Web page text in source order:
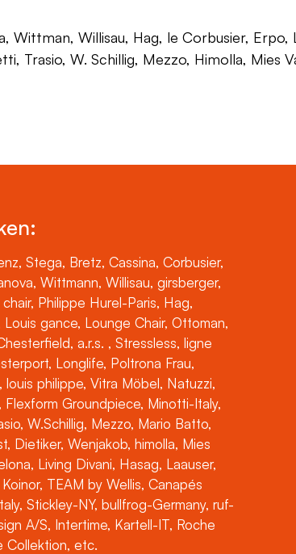
Willisau, Hag, le Corbusier, Erpo,
Trasio, W. Schillig, Mezzo, Himolla, Mies
Stega, Bretz, Cassina, Corbusier,
Wittmann, Willisau, girsberger,
Philippe Hurel-Paris, Hag,
Louis gance, Lounge Chair, Ottoman,
a.r.s. , Stressless, ligne
Longlife, Poltrona Frau,
louis philippe, Vitra Möbel, Natuzzi,
Groundpiece, Minotti-Italy,
W.Schillig, Mezzo, Mario Batto,
Dietiker, Wenjakob, himolla, Mies
Living Divani, Hasag, Laauser,
TEAM by Wellis, Canapés
Stickley-NY, bullfrog-Germany, ruf-
A/S, Intertime, Kartell-IT, Roche
Collektion, etc.